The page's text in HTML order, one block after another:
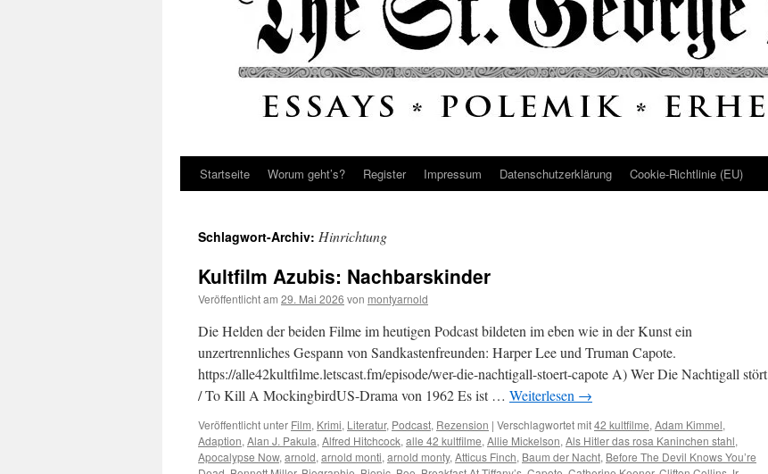
Startseite Worum geht’s? Register Impressum Datenschutz­erklärung Cookie-Richtlinie (EU)
Schlagwort-Archiv: Hinrichtung
Kultfilm Azubis: Nachbarskinder
Veröffentlicht am 29. Mai 2026 von montyarnold
Die Helden der beiden Filme im heutigen Podcast bildeten im eben wie in der Kunst ein
unzertrennliches Gespann von Sandkastenfreunden: Harper Lee und Truman Capote.
https://alle42kultfilme.letscast.fm/episode/wer-die-nachtigall-stoert-capote A) Wer Die Nachtigall stört
/ To Kill A MockingbirdUS-Drama von 1962 Es ist … Weiterlesen →
Veröffentlicht unter Film, Krimi, Literatur, Podcast, Rezension | Verschlagwortet mit42 kultfilme, Adam Kimmel,
Adaption, Alan J. Pakula, Alfred Hitchcock, alle 42 kultfilme, Allie Mickelson, Als Hitler das rosa Kaninchen stahl,
Apocalypse Now, arnold, arnold monti, arnold monty, Atticus Finch, Baum der Nacht, Before The Devil Knows You’re